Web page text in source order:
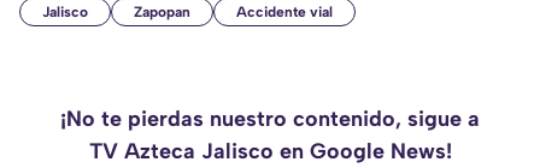
Jalisco Zapopan Accidente vial
¡No te pierdas nuestro contenido, sigue a
TV Azteca Jalisco en Google News!